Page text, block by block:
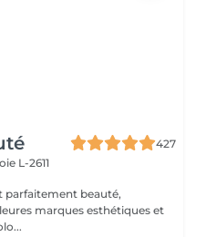
427
L-2611
parfaitement beauté,